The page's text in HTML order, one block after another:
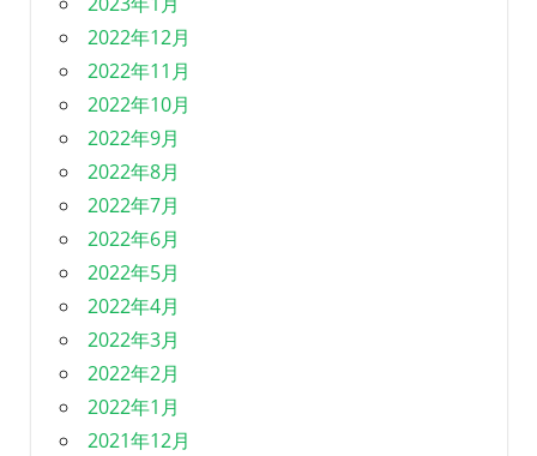
2022年12月
2022年11月
2022年10月
2022年9月
2022年8月
2022年7月
2022年6月
2022年5月
2022年4月
2022年3月
2022年2月
2022年1月
2021年12月